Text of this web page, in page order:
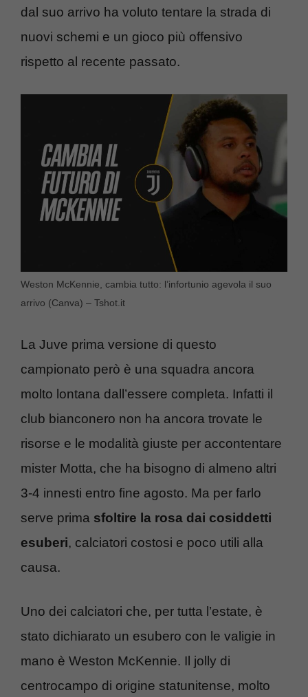
dal suo arrivo ha voluto tentare la strada di
nuovi schemi e un gioco più offensivo
rispetto al recente passato.
Weston McKennie, cambia tutto: l’infortunio agevola il suo
arrivo (Canva) – Tshot.it
La Juve prima versione di questo
campionato però è una squadra ancora
molto lontana dall’essere completa. Infatti il
club bianconero non ha ancora trovate le
risorse e le modalità giuste per accontentare
mister Motta, che ha bisogno di almeno altri
3-4 innesti entro fine agosto. Ma per farlo
serve prima sfoltire la rosa dai cosiddetti
esuberi, calciatori costosi e poco utili alla
causa.
Uno dei calciatori che, per tutta l’estate, è
stato dichiarato un esubero con le valigie in
mano è Weston McKennie. Il jolly di
centrocampo di origine statunitense, molto